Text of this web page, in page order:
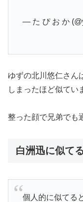
— た ぴ お か
ゆずの北川悠仁さん
しまったほど似てい
整った顔で兄弟でも
白洲迅に似て
個人的に似てる